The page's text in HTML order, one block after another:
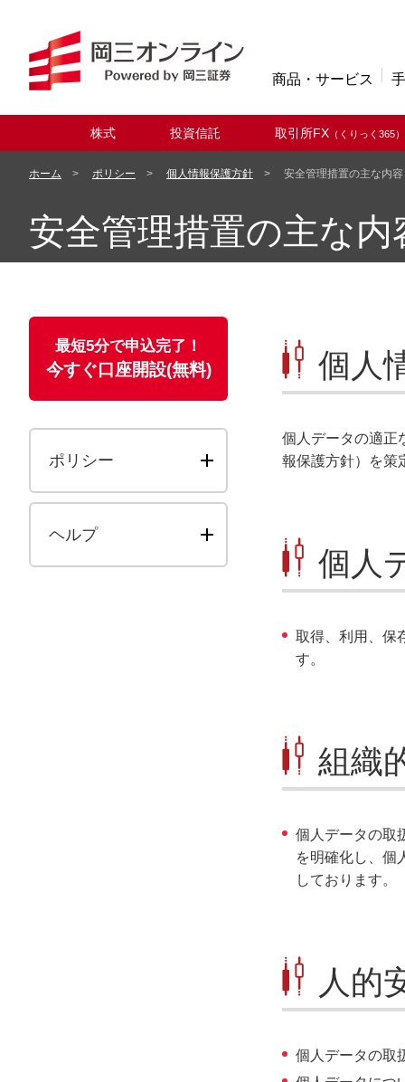
商品・サービス
株式 投資信託 取引所FX（くりっく365）
ホーム ポリシー 個人情報保護方針 安全管理措置の主な内容
安全管理措置の主な内
個人
個人データの適正
報保護方針）を策
個人
取得、利用、保
す。
組織
個人データの取
を明確化し、個
しております。
人的
個人データの取
最短5分で申込完了！
今すぐ口座開設(無料)
ポリシー
ヘルプ